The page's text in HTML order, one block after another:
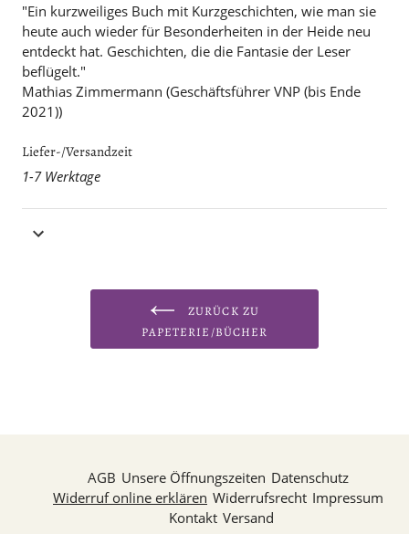
"Ein kurzweiliges Buch mit Kurzgeschichten, wie man sie
heute auch wieder für Besonderheiten in der Heide neu
entdeckt hat. Geschichten, die die Fantasie der Leser
beflügelt."
Mathias Zimmermann (Geschäftsführer VNP (bis Ende
2021))
Liefer-/Versandzeit
1-7 Werktage
ZURÜCK ZU
PAPETERIE/BÜCHER
AGB Unsere Öffnungszeiten Datenschutz
Widerruf online erklären Widerrufsrecht Impressum
Kontakt Versand